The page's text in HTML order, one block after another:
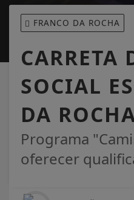
FRANCO DA ROCHA
CARRETA
SOCIAL
DA
Programa
oferecer